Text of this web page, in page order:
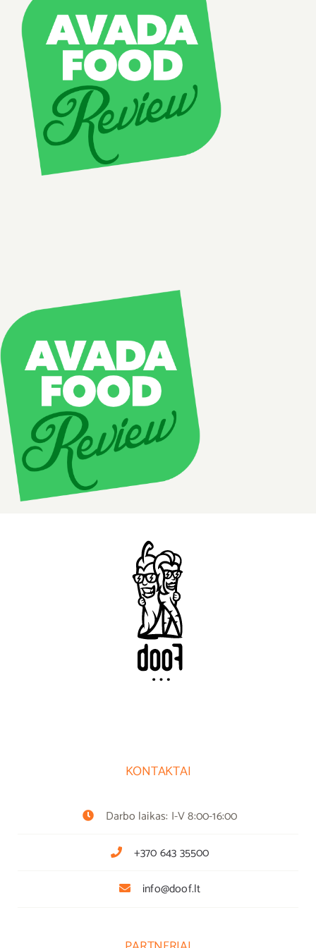
Naujienos
D.U.K
Sąlygos ir taisyklės
KONTAKTAI
Darbo laikas: I-V 8:00-16:00
+370 643 35500
info@doof.lt